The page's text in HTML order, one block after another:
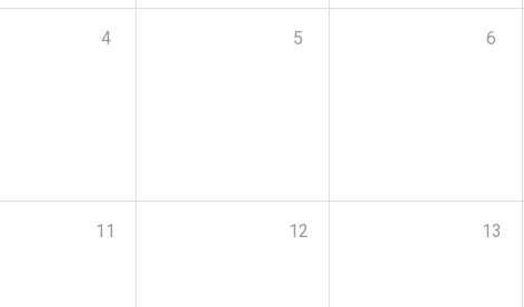
4 5 6
11 12 13